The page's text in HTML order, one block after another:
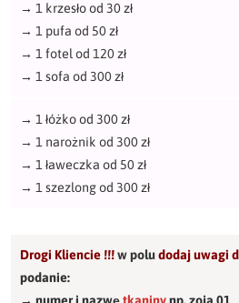
→ 1 krzesło od 30 zł
→ 1 pufa od 50 zł
→ 1 fotel od 120 zł
→ 1 sofa od 300 zł
→ 1 łóżko od 300 zł
→ 1 narożnik od 300 zł
→ 1 ławeczka od 50 zł
→ 1 szezlong od 300 zł
Drogi Kliencie !!!w poludodaj uwagi
podanie: